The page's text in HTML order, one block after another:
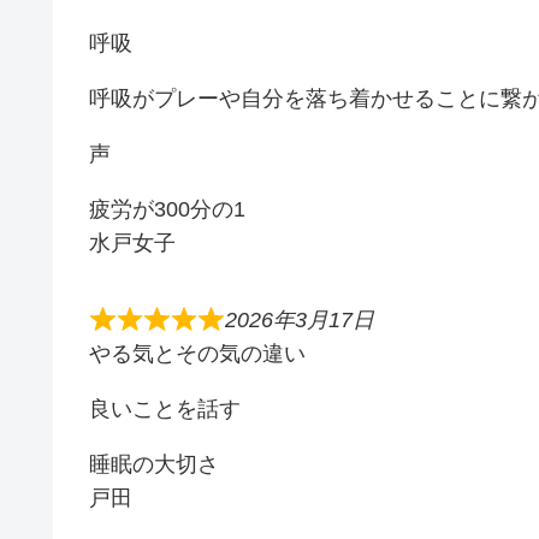
呼吸
呼吸がプレーや自分を落ち着かせることに繋
声
疲労が300分の1
水戸女子
2026年3月17日
やる気とその気の違い
良いことを話す
睡眠の大切さ
戸田